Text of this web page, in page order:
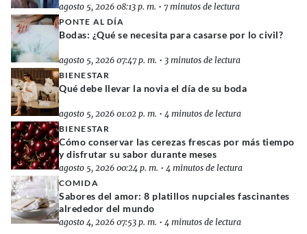
agosto 5, 2026 08:13 p. m. • 7 minutos de lectura
PONTE AL DÍA
Bodas: ¿Qué se necesita para casarse por lo civil?
agosto 5, 2026 07:47 p. m. • 3 minutos de lectura
BIENESTAR
Qué debe llevar la novia el día de su boda
agosto 5, 2026 01:02 p. m. • 4 minutos de lectura
BIENESTAR
Cómo conservar las cerezas frescas por más tiempo
y disfrutar su sabor durante meses
agosto 5, 2026 00:24 p. m. • 4 minutos de lectura
COMIDA
Sabores del amor: 8 platillos nupciales fascinantes
alrededor del mundo
agosto 4, 2026 07:53 p. m. • 4 minutos de lectura